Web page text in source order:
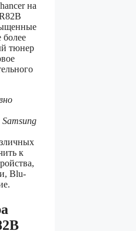
на
более
тюнер
Samsung
к
Blu-